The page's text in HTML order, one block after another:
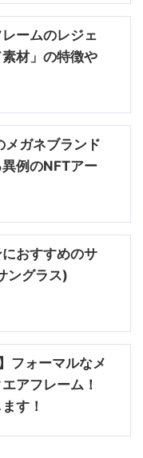
レームのレジェ
材」の特徴や
メガネブランド
例のNFTアー
おすすめのサ
ングラス)
フォーマルなメ
アフレーム！
す！